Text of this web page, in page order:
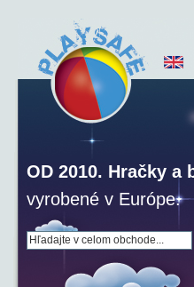
OD 2010. Hračky a
vyrobené v Európe.